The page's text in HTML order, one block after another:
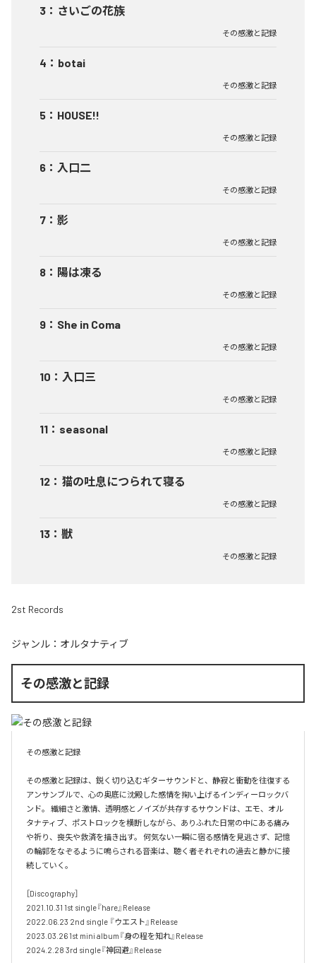
3 ： さいごの花族
その感激と記録
4 ： botai
その感激と記録
5 ： HOUSE!!
その感激と記録
6 ： 入口二
その感激と記録
7 ： 影
その感激と記録
8 ： 陽は凍る
その感激と記録
9 ： She in Coma
その感激と記録
10 ： 入口三
その感激と記録
11 ： seasonal
その感激と記録
12 ： 猫の吐息につられて寝る
その感激と記録
13 ： 獣
その感激と記録
2st Records
ジャンル： オルタナティブ
その感激と記録
その感激と記録
その感激と記録は、鋭く切り込むギターサウンドと、静寂と衝動を往復する
アンサンブルで、心の奥底に沈殿した感情を掬い上げるインディーロックバ
ンド。 繊細さと激情、透明感とノイズが共存するサウンドは、エモ、オル
タナティブ、ポストロックを横断しながら、ありふれた日常の中にある痛み
や祈り、喪失や救済を描き出す。 何気ない一瞬に宿る感情を見逃さず、記憶
の輪郭をなぞるように鳴らされる音楽は、聴く者それぞれの過去と静かに接
続していく。
［Discography］
2021.10.31 1st single『hare』Release
2022.06.23 2nd single 『ウエスト』Release
2023.03.26 1st mini album『身の程を知れ』Release
2024.2.28 3rd single『神回避』Release